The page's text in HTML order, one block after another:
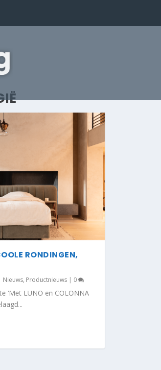
RONDINGEN,
Nieuws, Productnieuws | 0
‘Met LUNO en COLONNA